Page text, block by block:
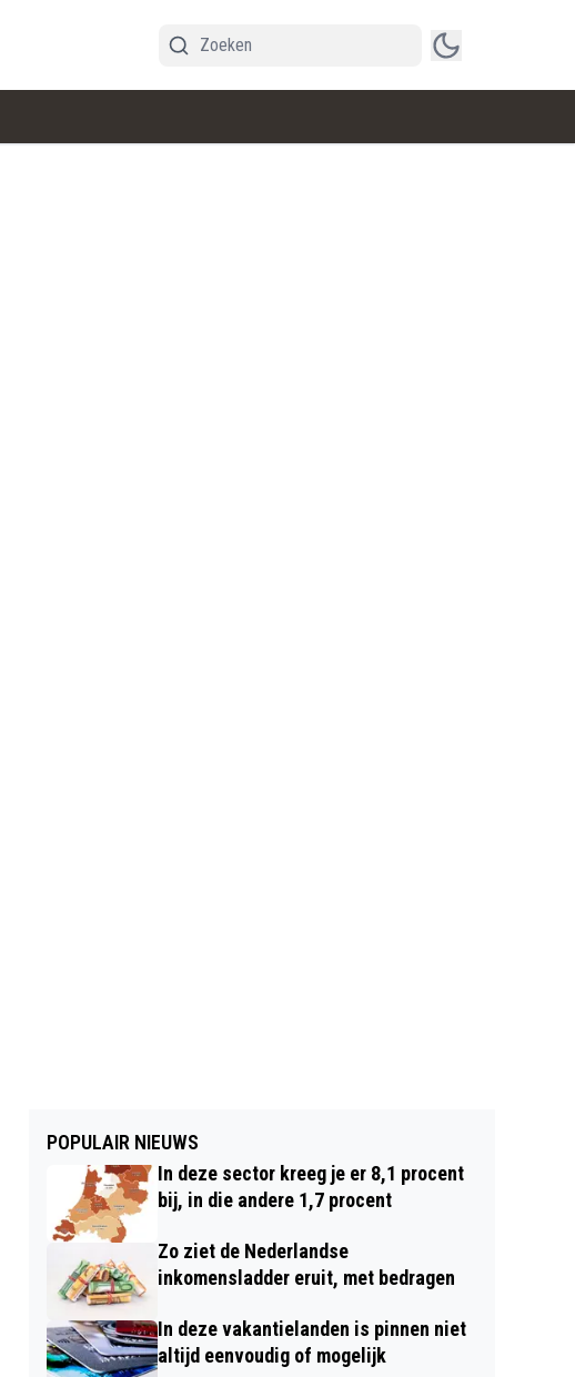
POPULAIR NIEUWS
In deze sector kreeg je er 8,1 procent
bij, in die andere 1,7 procent
Zo ziet de Nederlandse
inkomensladder eruit, met bedragen
In deze vakantielanden is pinnen niet
altijd eenvoudig of mogelijk